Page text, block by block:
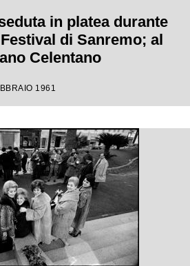
in platea durante
di Sanremo; al
Celentano
1961